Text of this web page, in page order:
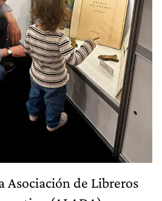
Asociación de Libreros